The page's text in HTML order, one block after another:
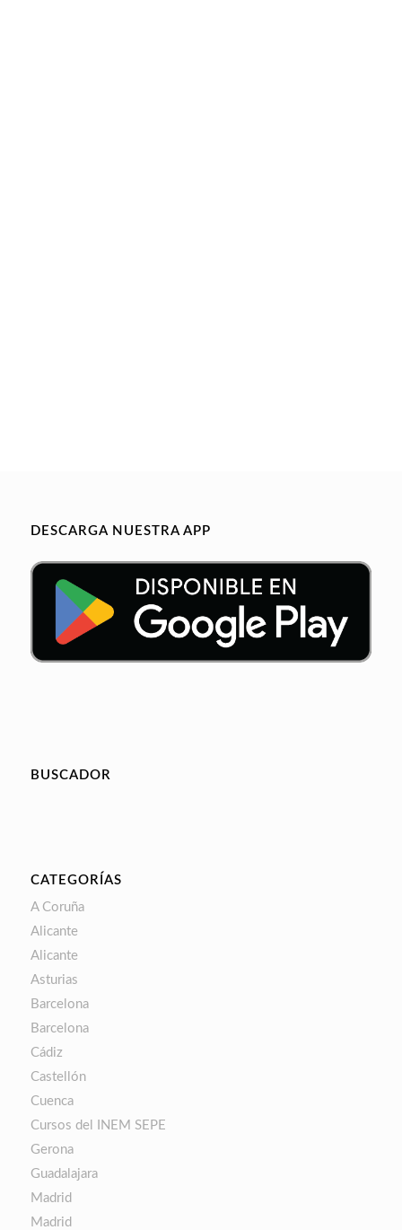
DESCARGA NUESTRA APP
BUSCADOR
CATEGORÍAS
A Coruña
Alicante
Alicante
Asturias
Barcelona
Barcelona
Cádiz
Castellón
Cuenca
Cursos del INEM SEPE
Gerona
Guadalajara
Madrid
Madrid